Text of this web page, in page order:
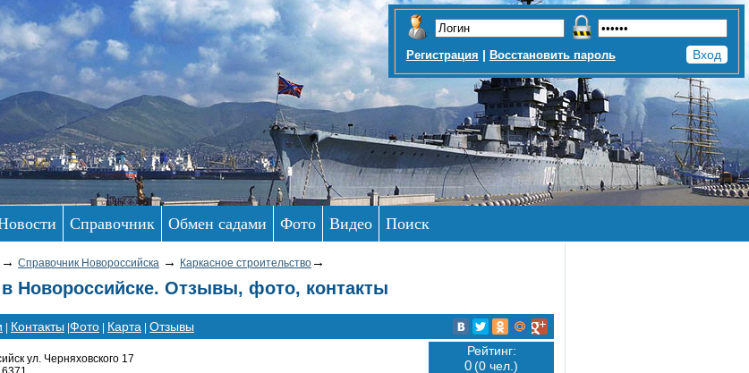
Регистрация | Восстановить пароль
Справочник Обмен садами Фото Видео Поиск
→ Справочник Новороссийска → Каркасное строительство →
Новороссийске. Отзывы, фото, контакты
Контакты Фото Карта Отзывы
ул. Черняховского 17
Рейтинг:
0(0 чел.)